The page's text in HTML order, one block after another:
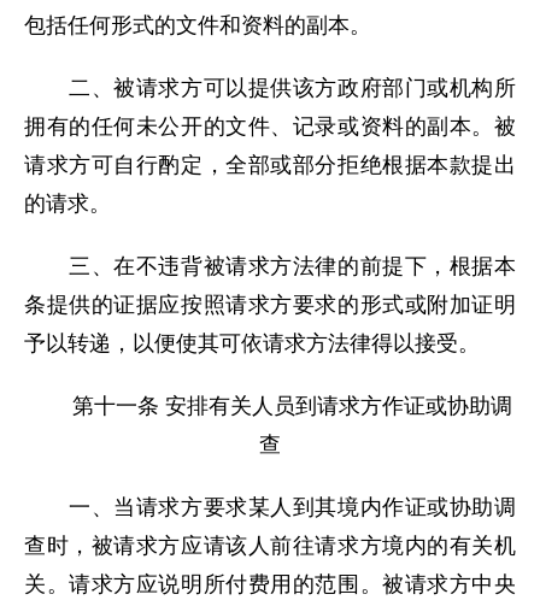
包括任何形式的文件和资料的副本。
二、被请求方可以提供该方政府部门或机构所
拥有的任何未公开的文件、记录或资料的副本。被
请求方可自行酌定，全部或部分拒绝根据本款提出
的请求。
三、在不违背被请求方法律的前提下，根据本
条提供的证据应按照请求方要求的形式或附加证明
予以转递，以便使其可依请求方法律得以接受。
第十一条 安排有关人员到请求方作证或协助调
查
一、当请求方要求某人到其境内作证或协助调
查时，被请求方应请该人前往请求方境内的有关机
关。请求方应说明所付费用的范围。被请求方中央